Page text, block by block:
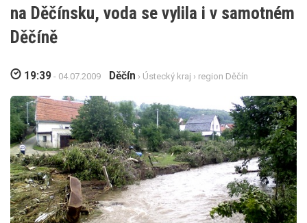
na Děčínsku, voda se vylila i v samotném
Děčíně
19:39 - 04.07.2009 Děčín › Ústecký kraj › region Děčín